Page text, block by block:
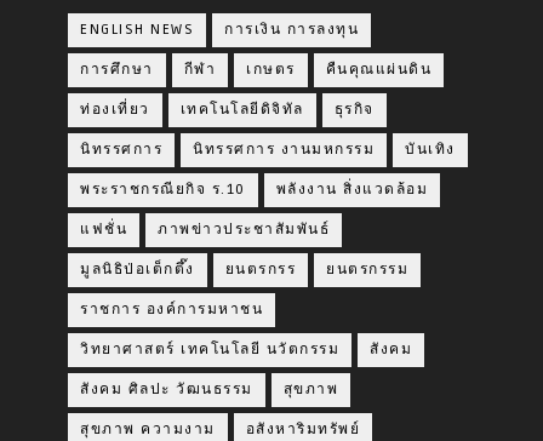
ENGLISH NEWS การเงิน การลงทุน
การศึกษา กีฬา เกษตร คืนคุณแผ่นดิน
ท่องเที่ยว เทคโนโลยีดิจิทัล ธุรกิจ
นิทรรศการ นิทรรศการ งานมหกรรม บันเทิง
พระราชกรณียกิจ ร.10 พลังงาน สิ่งแวดล้อม
แฟชั่น ภาพข่าวประชาสัมพันธ์
มูลนิธิป่อเต็กตึ๊ง ยนตรกรร ยนตรกรรม
ราชการ องค์การมหาชน
วิทยาศาสตร์ เทคโนโลยี นวัตกรรม สังคม
สังคม ศิลปะ วัฒนธรรม สุขภาพ
สุขภาพ ความงาม อสังหาริมทรัพย์